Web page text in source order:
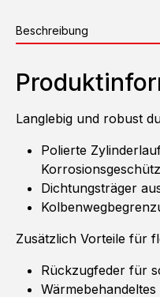
Beschreibung
Langlebig und robust
Polierte
Dichtungsträger
Zusätzlich Vorteile für
Rückzugfeder für